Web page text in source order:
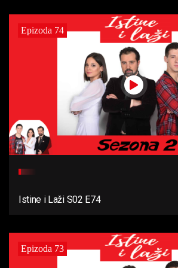
Epizoda 74
Istine i Laži S02 E74
Epizoda 73